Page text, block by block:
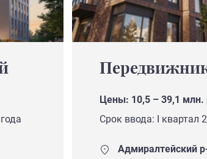
Цены: 10,5 – 39,1 млн.
Срок ввода: I квартал
Адмиралтейский